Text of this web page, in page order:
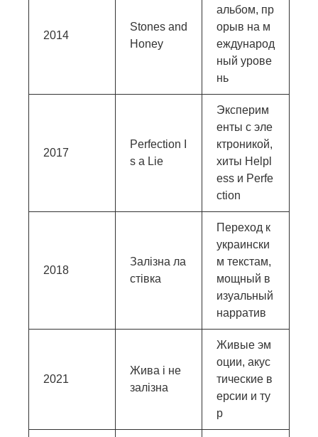
2014
Stones and
Honey
альбом, пр
орыв на м
еждународ
ный урове
нь
2017
Perfection I
s a Lie
Эксперим
енты с эле
ктроникой,
хиты Helpl
ess и Perfe
ction
2018
Залізна ла
стівка
Переход к
украински
м текстам,
мощный в
изуальный
нарратив
2021
Жива і не
залізна
Живые эм
оции, акус
тические в
ерсии и ту
р